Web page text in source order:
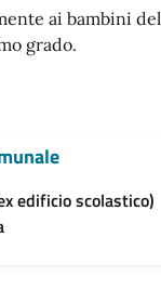
ai bambini
grado.
edificio scolastico)